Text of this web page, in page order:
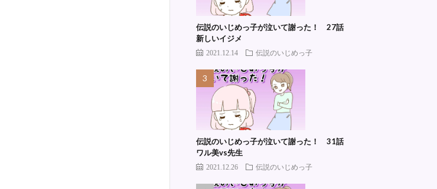
伝説のいじめっ子が泣いて謝った！ 27話
新しいイジメ
2021.12.14 伝説のいじめっ子
伝説のいじめっ子が泣いて謝った！ 31話
ワル美vs先生
2021.12.26 伝説のいじめっ子